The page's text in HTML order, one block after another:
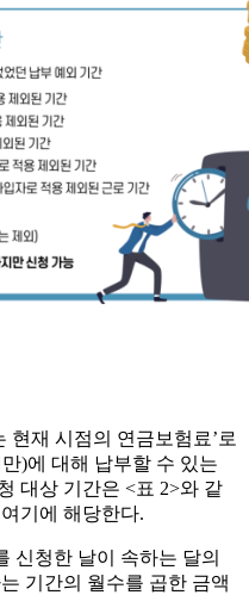
현재 시점의 연금보험료’로
)에 대해 납부할 수 있는
대상 기간은 <표 2>와 같
기에 해당한다.
신청한 날이 속하는 달의
기간의 월수를 곱한 금액